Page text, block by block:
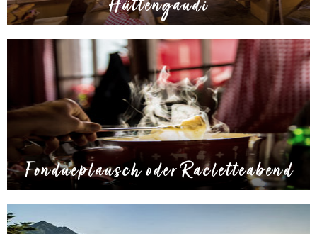
Hüttengaudi
Fondueplausch oder Racletteabend